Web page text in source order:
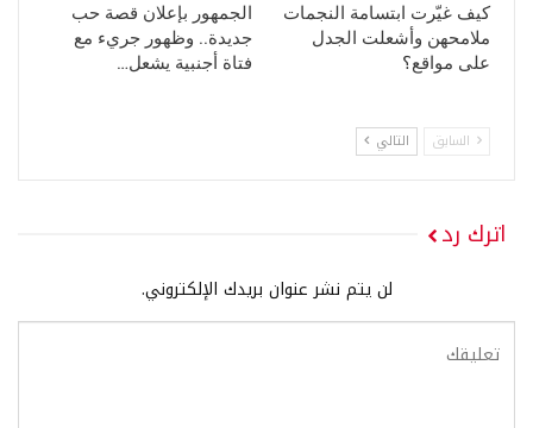
كيف غيّرت ابتسامة النجمات
ملامحهن وأشعلت الجدل
على مواقع؟
الجمهور بإعلان قصة حب
جديدة.. وظهور جريء مع
فتاة أجنبية يشعل…
السابق التالي
اترك رد
لن يتم نشر عنوان بريدك الإلكتروني.